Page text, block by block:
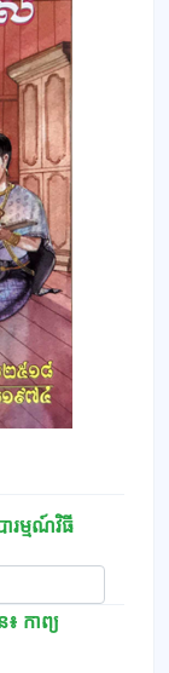
រម្មណ៍វិធី
កាព្យ